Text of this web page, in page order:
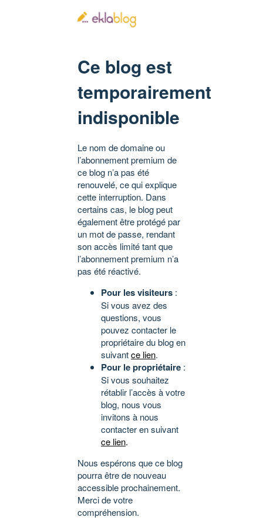
Ce blog est
temporairement
indisponible
Le nom de domaine ou
l’abonnement premium de
ce blog n’a pas été
renouvelé, ce qui explique
cette interruption. Dans
certains cas, le blog peut
également être protégé par
un mot de passe, rendant
son accès limité tant que
l’abonnement premium n’a
pas été réactivé.
Pour les visiteurs :
Si vous avez des
questions, vous
pouvez contacter le
propriétaire du blog en
suivantce lien.
Pour le propriétaire :
Si vous souhaitez
rétablir l’accès à votre
blog, nous vous
invitons à nous
contacter en suivant
ce lien.
Nous espérons que ce blog
pourra être de nouveau
accessible prochainement.
Merci de votre
compréhension.